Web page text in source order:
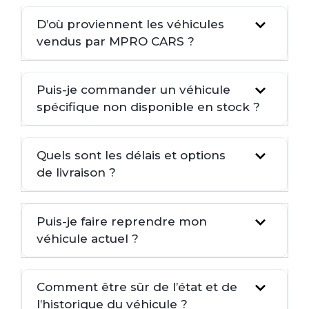
D’où proviennent les véhicules
vendus par MPRO CARS ?
Puis-je commander un véhicule
spécifique non disponible en stock ?
Quels sont les délais et options
de livraison ?
Puis-je faire reprendre mon
véhicule actuel ?
Comment être sûr de l’état et de
l’historique du véhicule ?